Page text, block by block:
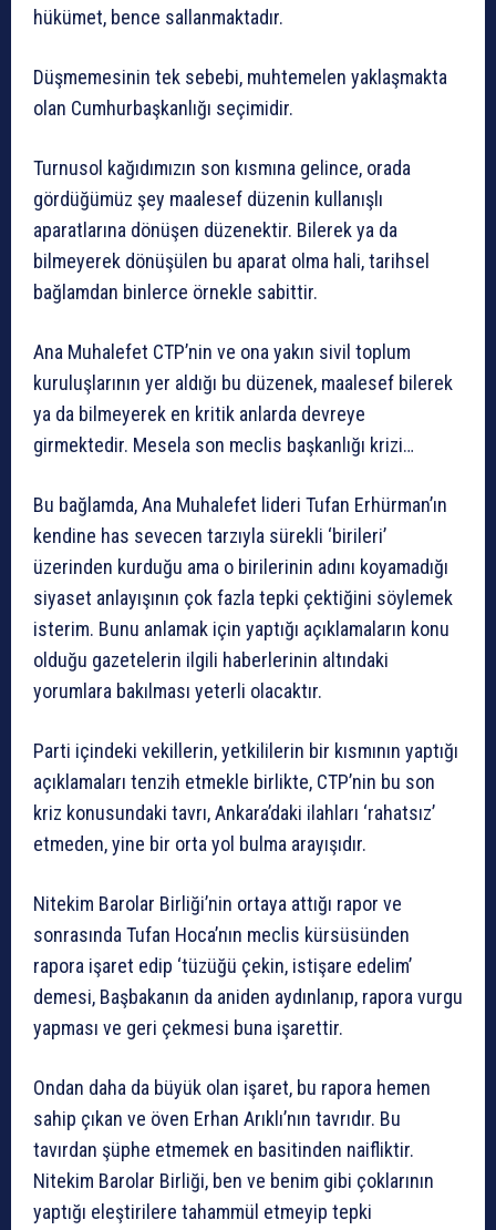
hükümet, bence sallanmaktadır.
Düşmemesinin tek sebebi, muhtemelen yaklaşmakta
olan Cumhurbaşkanlığı seçimidir.
Turnusol kağıdımızın son kısmına gelince, orada
gördüğümüz şey maalesef düzenin kullanışlı
aparatlarına dönüşen düzenektir. Bilerek ya da
bilmeyerek dönüşülen bu aparat olma hali, tarihsel
bağlamdan binlerce örnekle sabittir.
Ana Muhalefet CTP’nin ve ona yakın sivil toplum
kuruluşlarının yer aldığı bu düzenek, maalesef bilerek
ya da bilmeyerek en kritik anlarda devreye
girmektedir. Mesela son meclis başkanlığı krizi…
Bu bağlamda, Ana Muhalefet lideri Tufan Erhürman’ın
kendine has sevecen tarzıyla sürekli ‘birileri’
üzerinden kurduğu ama o birilerinin adını koyamadığı
siyaset anlayışının çok fazla tepki çektiğini söylemek
isterim. Bunu anlamak için yaptığı açıklamaların konu
olduğu gazetelerin ilgili haberlerinin altındaki
yorumlara bakılması yeterli olacaktır.
Parti içindeki vekillerin, yetkililerin bir kısmının yaptığı
açıklamaları tenzih etmekle birlikte, CTP’nin bu son
kriz konusundaki tavrı, Ankara’daki ilahları ‘rahatsız’
etmeden, yine bir orta yol bulma arayışıdır.
Nitekim Barolar Birliği’nin ortaya attığı rapor ve
sonrasında Tufan Hoca’nın meclis kürsüsünden
rapora işaret edip ‘tüzüğü çekin, istişare edelim’
demesi, Başbakanın da aniden aydınlanıp, rapora vurgu
yapması ve geri çekmesi buna işarettir.
Ondan daha da büyük olan işaret, bu rapora hemen
sahip çıkan ve öven Erhan Arıklı’nın tavrıdır. Bu
tavırdan şüphe etmemek en basitinden naifliktir.
Nitekim Barolar Birliği, ben ve benim gibi çoklarının
yaptığı eleştirilere tahammül etmeyip tepki